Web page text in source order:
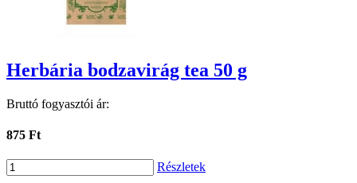
Herbária bodzavirág tea 50 g
Bruttó fogyasztói ár:
875 Ft
Részletek